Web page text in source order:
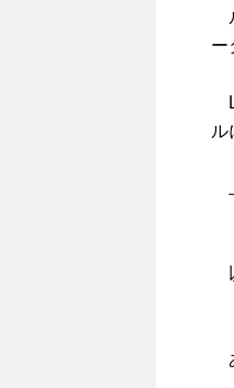
ー
ル